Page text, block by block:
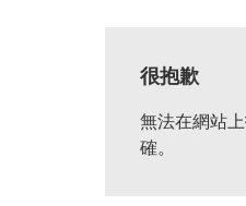
很抱歉
無法在網站
確。